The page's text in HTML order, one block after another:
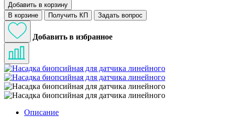
Добавить в корзину
В корзине
Получить КП Задать вопрос
Добавить в избранное
Описание